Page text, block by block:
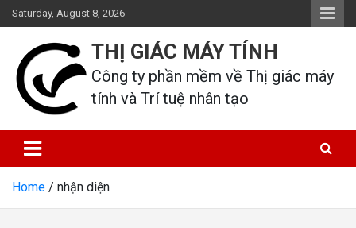
Skip
to
content
Saturday, August 8, 2026
THỊ GIÁC MÁY TÍNH
Công ty phần mềm về Thị giác máy
tính và Trí tuệ nhân tạo
Home nhận diện